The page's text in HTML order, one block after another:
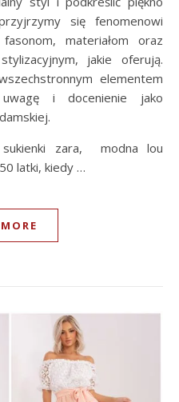
się fenomenowi
materiałom oraz
jakie oferują.
elementem
i docenienie jako
zara, modna lou
latki, kiedy …